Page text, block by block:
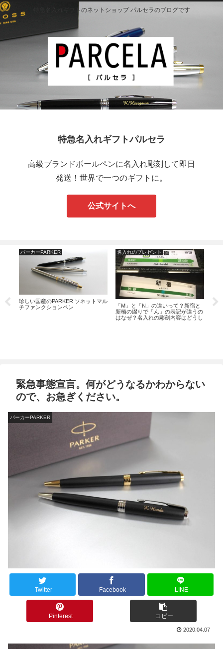
特急名入れギフトのネットショップ パルセラのブログです
特急名入れギフトパルセラ
高級ブランドボールペンに名入れ彫刻して即日
発送！世界で一つのギフトに。
公式サイトへ
ェ
パーカーPARKER
珍しい国産のPARKER ソネットマル
チファンクションペン
名入れのプレゼント
「M」と「N」の違いって？新宿と
新橋の綴りで「ん」の表記が違うの
はなぜ？名入れの彫刻内容はどうし
緊急事態宣言。何がどうなるかわからない
ので、お急ぎください。
パーカーPARKER
Twitter Facebook LINE
Pinterest コピー
2020.04.07